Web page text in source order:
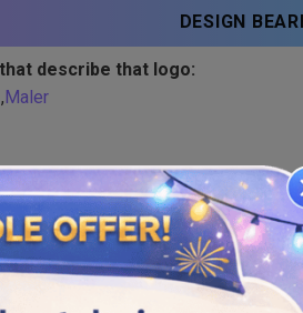
DESIGN
describe that logo:
,Maler